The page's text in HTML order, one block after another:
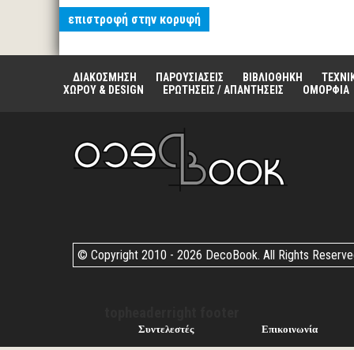
επιστροφή στην κορυφή
ΔΙΑΚΟΣΜΗΣΗ ΠΑΡΟΥΣΙΑΣΕΙΣ ΒΙΒΛΙΟΘΗΚΗ
ΧΩΡΟΥ & DESIGN
ΕΡΩΤΗΣΕΙΣ / ΑΠΑΝΤΗΣΕΙΣ ΟΜΟΡΦΙΑ
© Copyright 2010 - 2026 DecoBook. All Rights
Συντελεστές Επικοινωνία